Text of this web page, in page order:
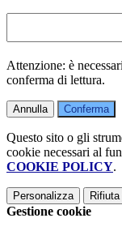
Attenzione: è
conferma di lettura.
Annulla Conferma
Questo sito o gli
cookie necessari al
COOKIE POLICY.
Personalizza
Gestione cookie